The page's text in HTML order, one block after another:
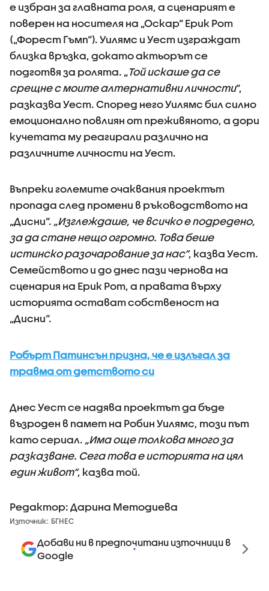
е избран за главната роля, а сценарият е
поверен на носителя на „Оскар“ Ерик Рот
(„Форест Гъмп“). Уилямс и Уест изграждат
близка връзка, докато актьорът се
подготвя за ролята. „Той искаше да се
срещне с моите алтернативни личности“,
разказва Уест. Според него Уилямс бил силно
емоционално повлиян от преживяното, а дори
кучетата му реагирали различно на
различните личности на Уест.
Въпреки големите очаквания проектът
пропада след промени в ръководството на
„Дисни“. „Изглеждаше, че всичко е подредено,
за да стане нещо огромно. Това беше
истинско разочарование за нас“, казва Уест.
Семейството и до днес пази чернова на
сценария на Ерик Рот, а правата върху
историята остават собственост на
„Дисни“.
Робърт Патинсън призна, че е излъгал за
травма от детството си
Днес Уест се надява проектът да бъде
възроден в памет на Робин Уилямс, този път
като сериал. „Има още толкова много за
разказване. Сега това е историята на цял
един живот“, казва той.
Редактор: Дарина Методиева
Източник: БГНЕС
Добави ни в предпочитани източници в
Google